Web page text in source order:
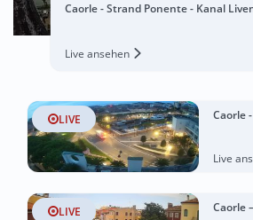
Caorle - Strand Ponente - Kanal
Live ansehen
LIVE Caorle
Live
LIVE Caorle